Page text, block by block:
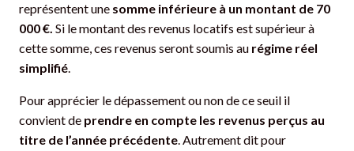
représentent une somme inférieure à un montant de 70
000 €. Si le montant des revenus locatifs est supérieur à
cette somme, ces revenus seront soumis au régime réel
simplifié.
Pour apprécier le dépassement ou non de ce seuil il
convient de prendre en compte les revenus perçus au
titre de l’année précédente. Autrement dit pour